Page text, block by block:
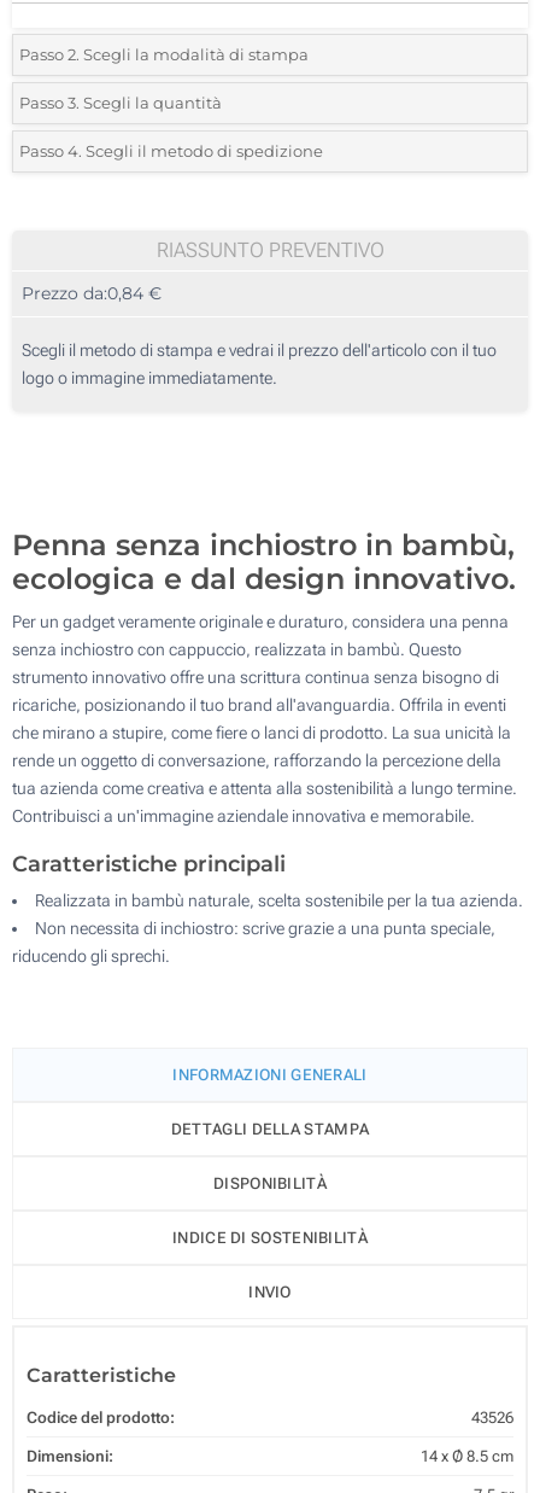
Passo 2. Scegli la modalità di stampa
*Seleziona la posizione di stampa e il colore del vostro logo:
1 Colore (Sul corpo)
3 Colori (Sul corpo)
Stampa Digitale (Sul corpo)
Passo 3. Scegli la quantità
*Quantità desiderata:
50
125
250
Passo 4. Scegli il metodo di spedizione
RIASSUNTO PREVENTIVO
Prezzo da:0,84 €
Scegli il metodo di stampa e vedrai il prezzo dell'articolo con il tuo
logo o immagine immediatamente.
Penna senza inchiostro in bambù,
ecologica e dal design innovativo.
Per un gadget veramente originale e duraturo, considera una penna
senza inchiostro con cappuccio, realizzata in bambù. Questo
strumento innovativo offre una scrittura continua senza bisogno di
ricariche, posizionando il tuo brand all'avanguardia. Offrila in eventi
che mirano a stupire, come fiere o lanci di prodotto. La sua unicità la
rende un oggetto di conversazione, rafforzando la percezione della
tua azienda come creativa e attenta alla sostenibilità a lungo termine.
Contribuisci a un'immagine aziendale innovativa e memorabile.
Caratteristiche principali
Realizzata in bambù naturale, scelta sostenibile per la tua azienda.
Non necessita di inchiostro: scrive grazie a una punta speciale,
riducendo gli sprechi.
INFORMAZIONI GENERALI
DETTAGLI DELLA STAMPA
DISPONIBILITÀ
INDICE DI SOSTENIBILITÀ
INVIO
Caratteristiche
Codice del prodotto: 43526
Dimensioni: 14 x Ø 8.5 cm